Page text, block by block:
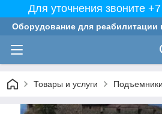
Для уточнения звоните
Оборудование для реабилитации
Товары и услуги